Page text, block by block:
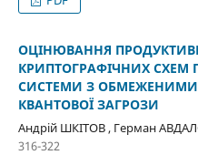
ОЦІНЮВАННЯ
КРИПТОГРАФІЧНИХ СХЕМ
СИСТЕМИ З
КВАНТОВОЇ ЗАГРОЗИ
Андрій ШКІТОВ , Герман
316-322